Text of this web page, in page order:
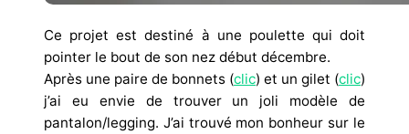
Ce projet est destiné à une poulette qui doit
pointer le bout de son nez début décembre.
Après une paire de bonnets (clic) et un gilet (clic)
j’ai eu envie de trouver un joli modèle de
pantalon/legging. J’ai trouvé mon bonheur sur le